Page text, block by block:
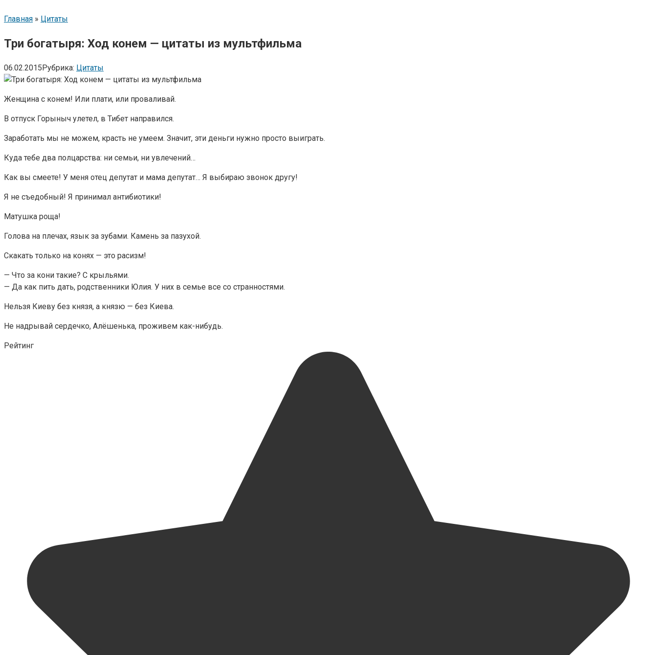
Главная » Цитаты
Три богатыря: Ход конем — цитаты из мультфильма
06.02.2015Рубрика: Цитаты
Женщина с конем! Или плати, или проваливай.
В отпуск Горыныч улетел, в Тибет направился.
Заработать мы не можем, красть не умеем. Значит, эти деньги нужно просто выиграть.
Куда тебе два полцарства: ни семьи, ни увлечений…
Как вы смеете! У меня отец депутат и мама депутат… Я выбираю звонок другу!
Я не съедобный! Я принимал антибиотики!
Матушка роща!
Голова на плечах, язык за зубами. Камень за пазухой.
Скакать только на конях — это расизм!
— Что за кони такие? С крыльями.
— Да как пить дать, родственники Юлия. У них в семье все со странностями.
Нельзя Киеву без князя, а князю — без Киева.
Не надрывай сердечко, Алёшенька, проживем как-нибудь.
Рейтинг